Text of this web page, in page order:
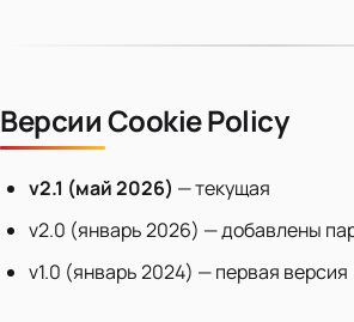
Версии Cookie Policy
v2.1 (май 2026) — текущая
v2.0 (январь 2026) — добавлены
v1.0 (январь 2024) — первая версия